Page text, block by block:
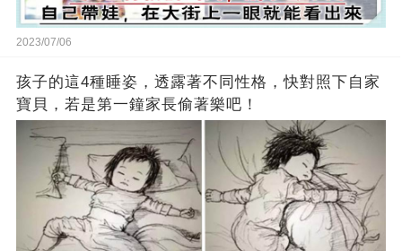
2023/07/06
孩子的這4種睡姿，透露著不同性格，快對照下自家
寶貝，若是第一鐘家長偷著樂吧！